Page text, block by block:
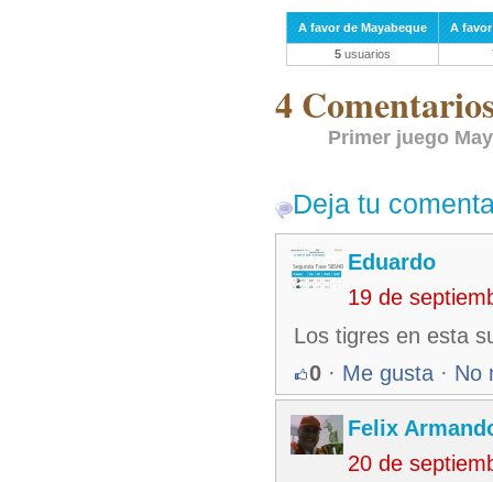
A favor de Mayabeque
A
5 usuarios
4
Primer juego
Deja tu
Eduardo
19 de
Los tigres en esta
0 · Me gusta · No
Felix
20 de